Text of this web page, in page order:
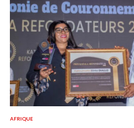
AFRIQUE